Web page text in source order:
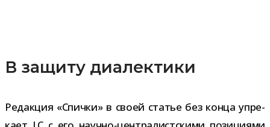
В защиту диалектики
Редакция «Спички» в своей ста­тье без конца упре­